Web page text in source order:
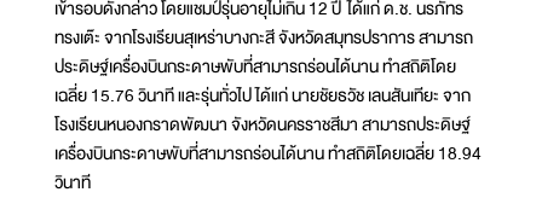
เข้ารอบดังกล่าว โดยแชมป์รุ่นอายุไม่เกิน 12 ปี ได้แก่ ด.ช. นรภัทร
ทรงเต๊ะ จากโรงเรียนสุเหร่าบางกะสี จังหวัดสมุทรปราการ สามารถ
ประดิษฐ์เครื่องบินกระดาษพับที่สามารถร่อนได้นาน ทำสถิติโดย
เฉลี่ย 15.76 วินาที และรุ่นทั่วไป ได้แก่ นายชัยธวัช เลนสันเทียะ จาก
โรงเรียนหนองกราดพัฒนา จังหวัดนครราชสีมา สามารถประดิษฐ์
เครื่องบินกระดาษพับที่สามารถร่อนได้นาน ทำสถิติโดยเฉลี่ย 18.94
วินาที